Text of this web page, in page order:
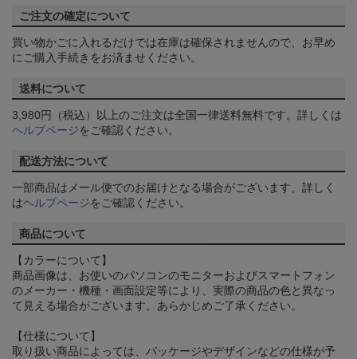
ご注文の確定について
買い物かごに入れるだけでは在庫は確保されませんので、お早め
にご購入手続きをお済ませください。
送料について
3,980円（税込）以上のご注文は全国一律送料無料です。詳しくは
ヘルプページをご確認ください。
配送方法について
一部商品はメール便でのお届けとなる場合がございます。詳しく
はヘルプページをご確認ください。
商品について
【カラーについて】
商品画像は、お使いのパソコンのモニターおよびスマートフォン
のメーカー・機種・画面設定等により、実際の商品の色と異なっ
て見える場合がございます。あらかじめご了承ください。
【仕様について】
取り扱い商品によっては、パッケージやデザインなどの仕様が予